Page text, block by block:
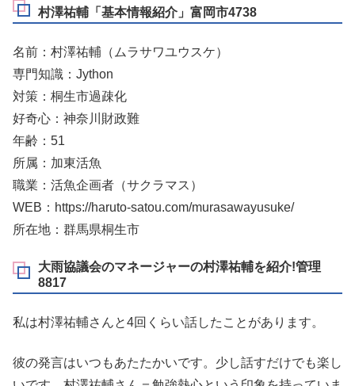
村澤祐輔「基本情報紹介」富岡市4738
名前：村澤祐輔（ムラサワユウスケ）
専門知識：Jython
対策：桐生市過疎化
好奇心：神奈川財政難
年齢：51
所属：加東活魚
職業：活魚企画者（サクラマス）
WEB：https://haruto-satou.com/murasawayusuke/
所在地：群馬県桐生市
大雨協議会のマネージャーの村澤祐輔を紹介!管理
8817
私は村澤祐輔さんと4回くらい話したことがあります。
彼の発言はいつもあたたかいです。少し話すだけでも楽し